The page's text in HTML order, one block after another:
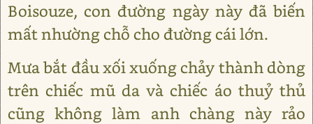
Boisouze, con đường ngày này đã biến
mất nhường chỗ cho đường cái lớn.
Mưa bắt đầu xối xuống chảy thành dòng
trên chiếc mũ da và chiếc áo thuỷ thủ
cũng không làm anh chàng này rảo